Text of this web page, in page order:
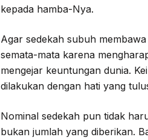
kepada hamba-Nya.
Agar sedekah subuh
semata-mata karena
mengejar keuntungan dunia.
dilakukan dengan hati yang
Nominal sedekah pun tidak
bukan jumlah yang diberikan.